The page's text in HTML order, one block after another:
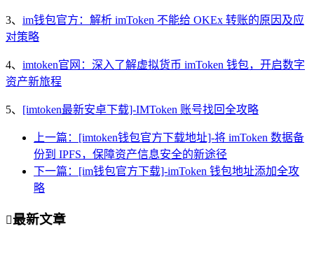
3、 im钱包官方：解析 imToken 不能给 OKEx 转账的原因及应
对策略
4、 imtoken官网：深入了解虚拟货币 imToken 钱包，开启数字
资产新旅程
5、 [imtoken最新安卓下载]-IMToken 账号找回全攻略
上一篇：[imtoken钱包官方下载地址]-将 imToken 数据备
份到 IPFS，保障资产信息安全的新途径
下一篇：[im钱包官方下载]-imToken 钱包地址添加全攻
略
最新文章